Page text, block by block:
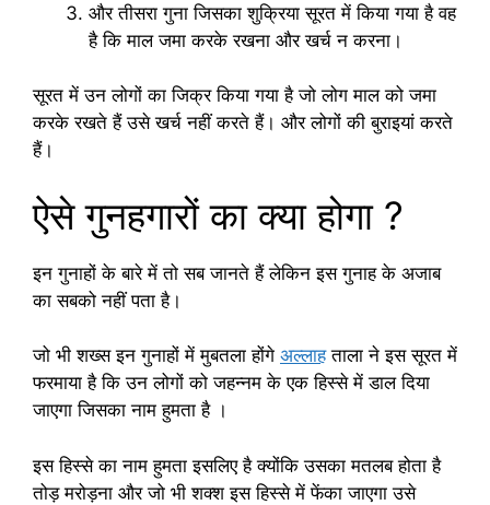
और तीसरा गुना जिसका शुक्रिया सूरत में किया गया है वह
है कि माल जमा करके रखना और खर्च न करना।
सूरत में उन लोगों का जिक्र किया गया है जो लोग माल को जमा
करके रखते हैं उसे खर्च नहीं करते हैं। और लोगों की बुराइयां करते
हैं।
ऐसे गुनहगारों का क्या होगा ?
इन गुनाहों के बारे में तो सब जानते हैं लेकिन इस गुनाह के अजाब
का सबको नहीं पता है।
जो भी शख्स इन गुनाहों में मुबतला होंगे अल्लाहताला ने इस सूरत में
फरमाया है कि उन लोगों को जहन्नम के एक हिस्से में डाल दिया
जाएगा जिसका नाम हुमता है ।
इस हिस्से का नाम हुमता इसलिए है क्योंकि उसका मतलब होता है
तोड़ मरोड़ना और जो भी शक्श इस हिस्से में फेंका जाएगा उसे